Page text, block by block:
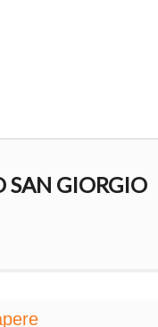
SAN GIORGIO